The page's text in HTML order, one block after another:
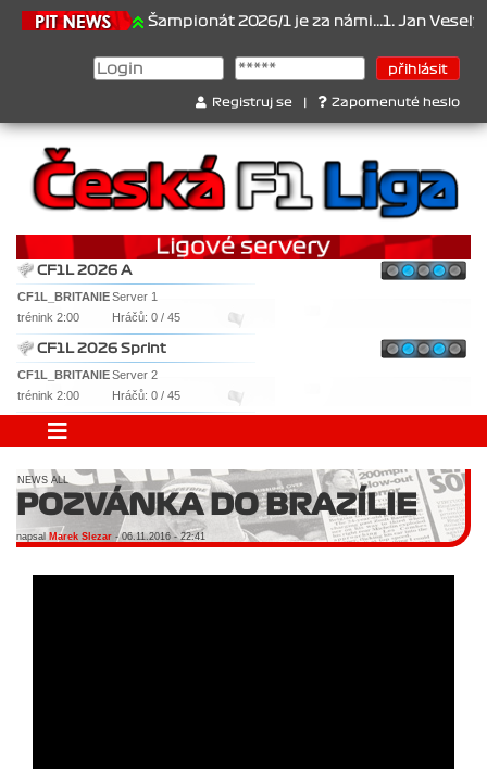
Šampionát 2026/1 je za námi...1. Jan Veselý , 2. Jan
Registruj se Zapomenuté heslo
CF1L 2026 A
CF1L_BRITANIEServer 1
trénink 2:00
Hráčů: 0 / 45
CF1L 2026 Sprint
CF1L_BRITANIEServer 2
trénink 2:00
Hráčů: 0 / 45
NEWS ALL
POZVÁNKA DO BRAZÍLIE
napsal Marek Slezar - 06.11.2016 - 22:41